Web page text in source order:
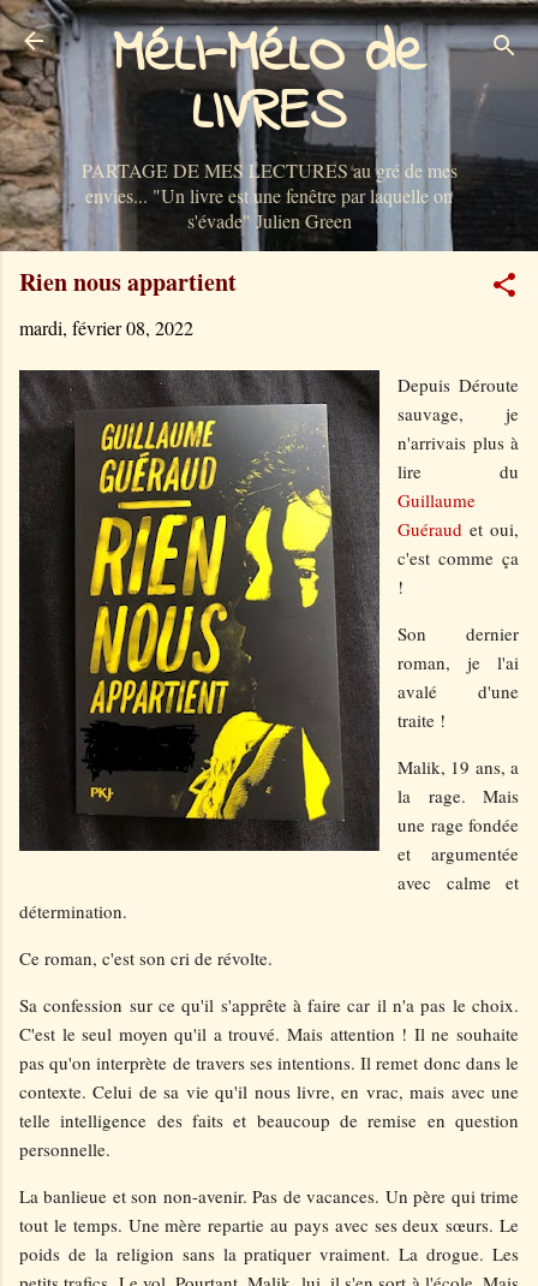
Accéder au contenu principal
MéLI-MéLO de
LIVRES
PARTAGE DE MES LECTURES au gré de mes
envies... "Un livre est une fenêtre par laquelle on
s'évade" Julien Green
Rien nous appartient
mardi, février 08, 2022
Depuis Déroute
sauvage, je
n'arrivais plus à
lire du
Guillaume
Guéraud et oui,
c'est comme ça
!
Son dernier
roman, je l'ai
avalé d'une
traite !
Malik, 19 ans, a
la rage. Mais
une rage fondée
et argumentée
avec calme et
détermination.
Ce roman, c'est son cri de révolte.
Sa confession sur ce qu'il s'apprête à faire car il n'a pas le choix.
C'est le seul moyen qu'il a trouvé. Mais attention ! Il ne souhaite
pas qu'on interprète de travers ses intentions. Il remet donc dans le
contexte. Celui de sa vie qu'il nous livre, en vrac, mais avec une
telle intelligence des faits et beaucoup de remise en question
personnelle.
La banlieue et son non-avenir. Pas de vacances. Un père qui trime
tout le temps. Une mère repartie au pays avec ses deux sœurs. Le
poids de la religion sans la pratiquer vraiment. La drogue. Les